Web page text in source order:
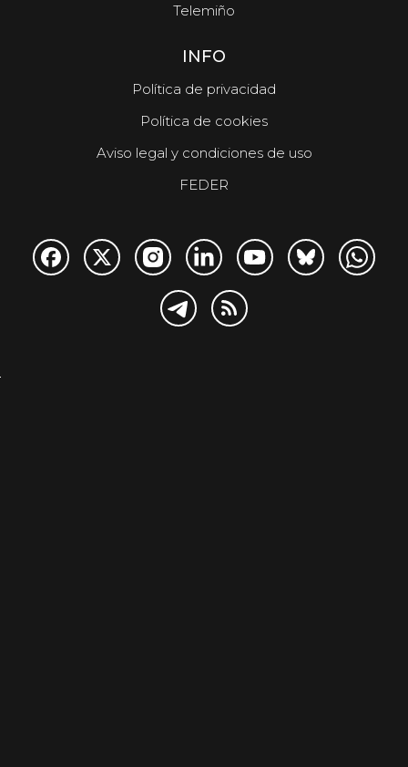
Telemiño
INFO
Política de privacidad
Política de cookies
Aviso legal y condiciones de uso
FEDER